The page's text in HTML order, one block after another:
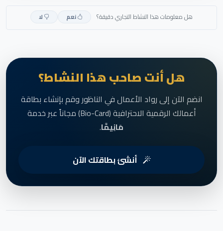
هل معلومات هذا النشاط التجاري دقيقة؟ نعم لا
هل أنت صاحب هذا النشاط؟
انضم الآن إلى رواد الأعمال في الناظور وقم بإنشاء بطاقة
أعمالك الرقمية الاحترافية (Bio-Card) مجاناً عبر خدمة
مَانِيمَّا.
أنشئ بطاقتك الآن